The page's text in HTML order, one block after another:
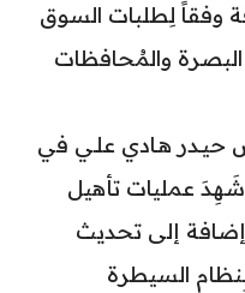
وفقاً لِطلبات السوق
والمُحافظات
حيـدر هـادي علـي في
عمليات تأهيل
إضافة إلى تحديث
السيطرة